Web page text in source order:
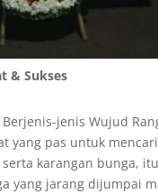
& Sukses
Berjenis-jenis Wujud
yang pas untuk
karangan bunga,
yang jarang dijumpai